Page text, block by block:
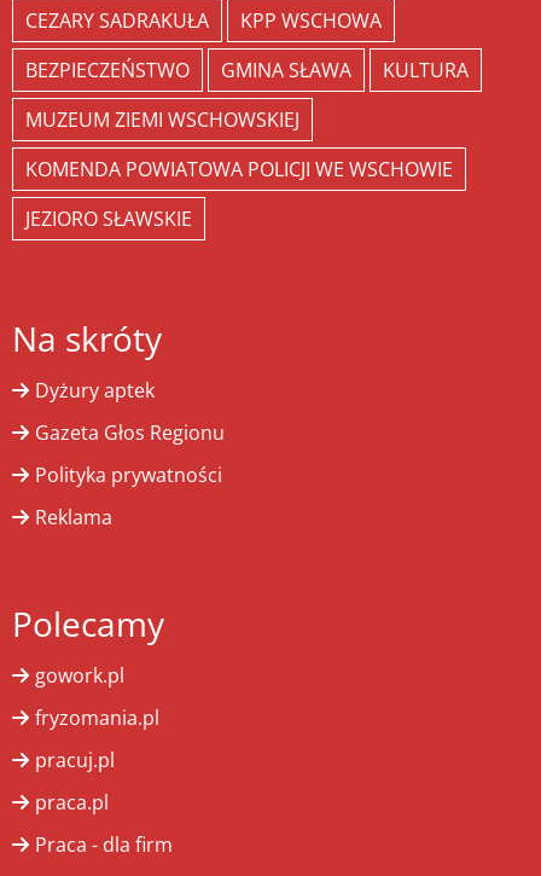
CEZARY SADRAKUŁA
KPP WSCHOWA
BEZPIECZEŃSTWO
GMINA SŁAWA
KULTURA
MUZEUM ZIEMI WSCHOWSKIEJ
KOMENDA POWIATOWA POLICJI WE WSCHOWIE
JEZIORO SŁAWSKIE
Na skróty
Dyżury aptek
Gazeta Głos Regionu
Polityka prywatności
Reklama
Polecamy
gowork.pl
fryzomania.pl
pracuj.pl
praca.pl
Praca - dla firm